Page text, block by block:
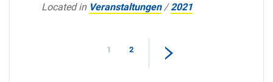
Located in Veranstaltungen /2021
1 2